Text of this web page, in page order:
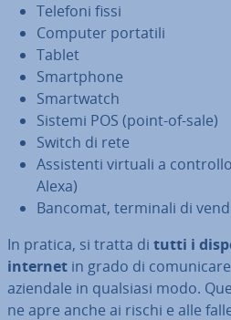
Telefoni fissi
Computer portatili
Tablet
Smart­pho­ne
Smart­watch
Sistemi POS (point-of-sale)
Switch di rete
As­si­sten­ti virtuali a
Alexa)
Bancomat, terminali di
In pratica, si tratta di tutti i
internet in grado di
aziendale in qualsiasi modo.
ne apre anche ai rischi e alle